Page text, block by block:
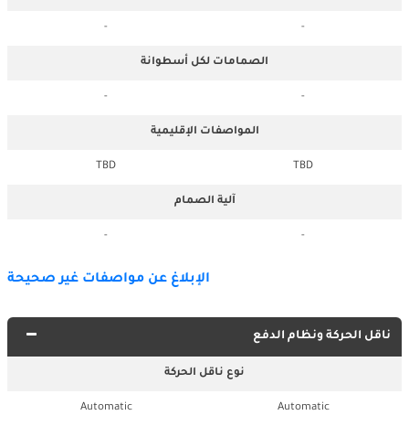
-
-
الصمامات لكل أسطوانة
-
-
المواصفات الإقليمية
TBD
TBD
آلية الصمام
-
-
الإبلاغ عن مواصفات غير صحيحة
ناقل الحركة ونظام الدفع
نوع ناقل الحركة
Automatic
Automatic